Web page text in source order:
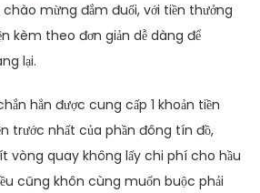
mừng đắm đuối, với tiền thưởng
kèm theo đơn giản dễ dàng để
lại.
hẳn được cung cấp 1 khoản tiền
trước nhất của phần đông tín đồ,
vòng quay không lấy chi phí cho hầu
cũng khôn cùng muốn buộc phải